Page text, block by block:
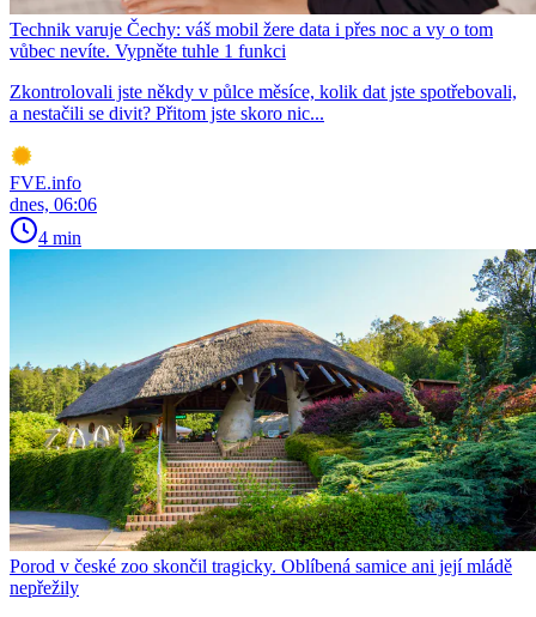
Technik varuje Čechy: váš mobil žere data i přes noc a vy o tom
vůbec nevíte. Vypněte tuhle 1 funkci
Zkontrolovali jste někdy v půlce měsíce, kolik dat jste spotřebovali,
a nestačili se divit? Přitom jste skoro nic...
FVE.info
dnes, 06:06
4 min
Porod v české zoo skončil tragicky. Oblíbená samice ani její mládě
nepřežily